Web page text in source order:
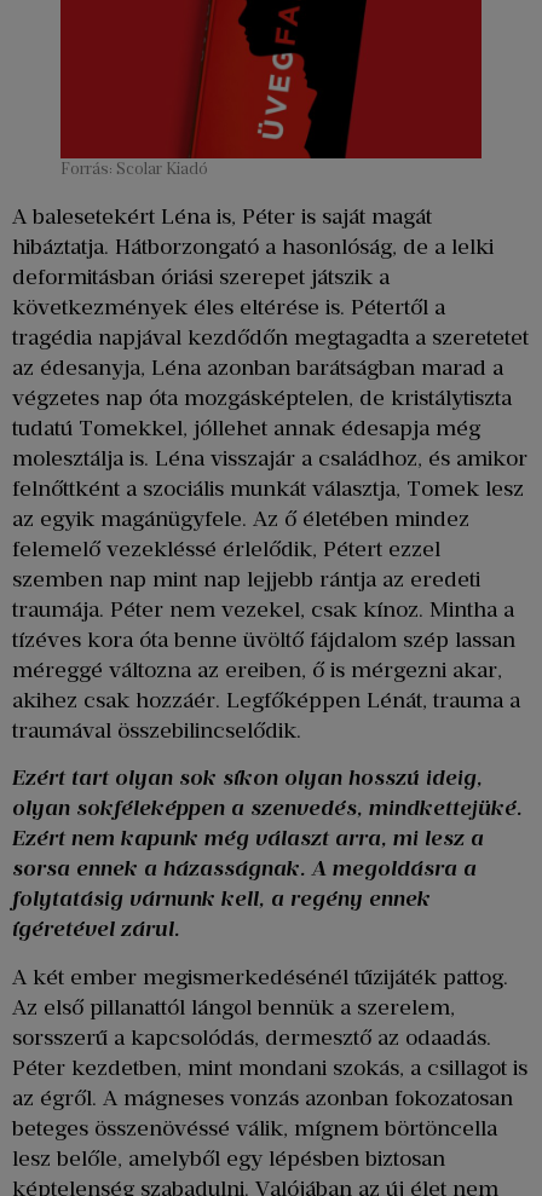
Forrás: Scolar Kiadó
A balesetekért Léna is, Péter is saját magát
hibáztatja. Hátborzongató a hasonlóság, de a lelki
deformitásban óriási szerepet játszik a
következmények éles eltérése is. Pétertől a
tragédia napjával kezdődőn megtagadta a szeretetet
az édesanyja, Léna azonban barátságban marad a
végzetes nap óta mozgásképtelen, de kristálytiszta
tudatú Tomekkel, jóllehet annak édesapja még
molesztálja is. Léna visszajár a családhoz, és amikor
felnőttként a szociális munkát választja, Tomek lesz
az egyik magánügyfele. Az ő életében mindez
felemelő vezekléssé érlelődik, Pétert ezzel
szemben nap mint nap lejjebb rántja az eredeti
traumája. Péter nem vezekel, csak kínoz. Mintha a
tízéves kora óta benne üvöltő fájdalom szép lassan
méreggé változna az ereiben, ő is mérgezni akar,
akihez csak hozzáér. Legfőképpen Lénát, trauma a
traumával összebilincselődik.
Ezért tart olyan sok síkon olyan hosszú ideig,
olyan sokféleképpen a szenvedés, mindkettejüké.
Ezért nem kapunk még választ arra, mi lesz a
sorsa ennek a házasságnak. A megoldásra a
folytatásig várnunk kell, a regény ennek
ígéretével zárul.
A két ember megismerkedésénél tűzijáték pattog.
Az első pillanattól lángol bennük a szerelem,
sorsszerű a kapcsolódás, dermesztő az odaadás.
Péter kezdetben, mint mondani szokás, a csillagot is
az égről. A mágneses vonzás azonban fokozatosan
beteges összenövéssé válik, mígnem börtöncella
lesz belőle, amelyből egy lépésben biztosan
képtelenség szabadulni. Valójában az új élet nem